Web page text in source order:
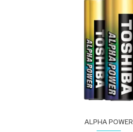
ALPHA POWER